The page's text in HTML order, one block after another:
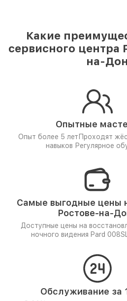
Какие
сервисного центра
на-
Опытные
Опыт более 5 лет Проходят
навыков Регулярное
Самые выгодные цены
Ростове-на-
Доступные цены на
ночного видения Pard
Обслуживание за